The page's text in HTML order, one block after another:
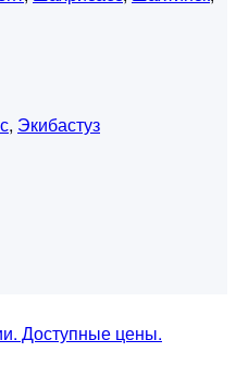
, Экибастуз
Доступные цены.